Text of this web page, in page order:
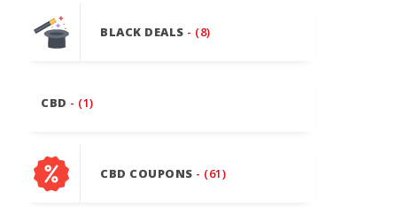
BLACK DEALS - (8)
CBD - (1)
CBD COUPONS - (61)